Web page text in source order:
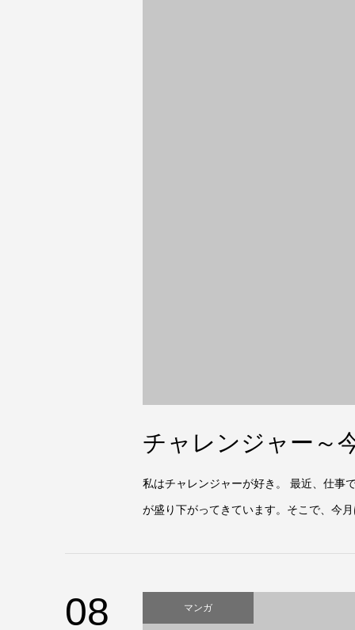
チャレンジャー～
私はチャレンジャーが好き。 最近、仕事
が盛り下がってきています。そこで、今
08 マンガ